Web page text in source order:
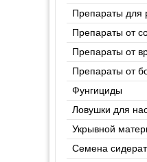
Препараты для
Препараты от
Препараты от
насекомых
Препараты от
Фунгициды
Ловушки для
Укрывной
агроспан
Семена